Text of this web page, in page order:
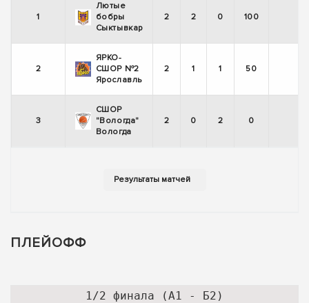
1
Лютые
бобры
Сыктывкар
2 2 0 100
2
ЯРКО-
СШОР №2
Ярославль
2 1 1 50
3
СШОР
"Вологда"
Вологда
2 0 2 0
ПЛЕЙОФФ
1/2 финала (А1 - Б2)